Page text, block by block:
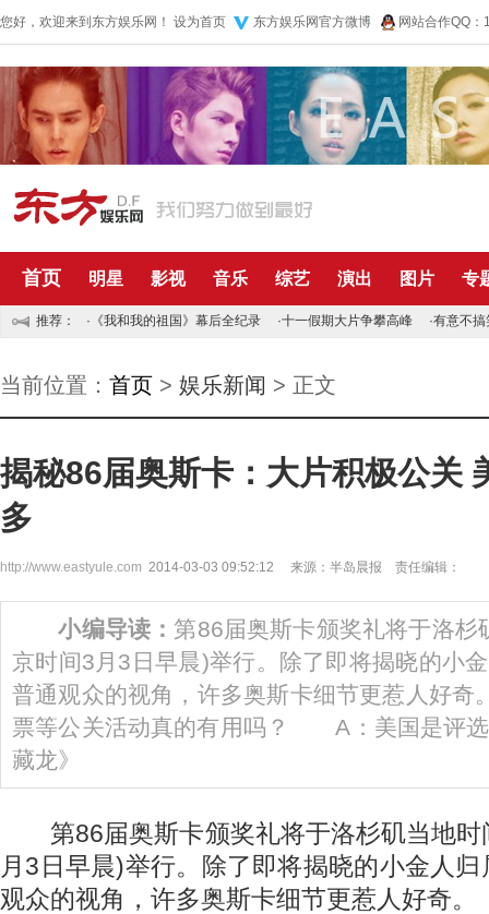
您好，欢迎来到东方娱乐网！ 设为首页 东方娱乐网官方微博 网站合作QQ
首页 明星 影视 音乐 综艺 演出 图片 专
推荐： · 《我和我的祖国》幕后全纪录 ·十一假期大片争攀高峰 ·有意不搞
当前位置： 首页 > 娱乐新闻 > 正文
揭秘86届奥斯卡：大片积极公关
多
http://www.eastyule.com 2014-03-03 09:52:12 来源：半岛晨报 责任编辑：
小编导读： 第86届奥斯卡颁奖礼将于洛杉
京时间3月3日早晨)举行。除了即将揭晓的小
普通观众的视角，许多奥斯卡细节更惹人好
票等公关活动真的有用吗？ A：美国是评选
藏龙》
第86届奥斯卡颁奖礼将于洛杉矶当地时
月3日早晨)举行。除了即将揭晓的小金人
观众的视角，许多奥斯卡细节更惹人好奇。